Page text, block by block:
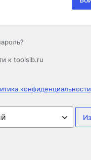
к toolsib.ru
конфиденциальности